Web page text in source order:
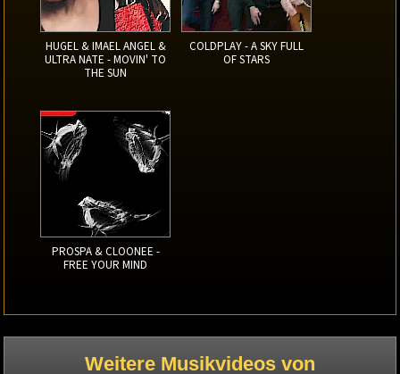
HUGEL & IMAEL ANGEL &
ULTRA NATE - MOVIN' TO
THE SUN
COLDPLAY - A SKY FULL
OF STARS
PROSPA & CLOONEE -
FREE YOUR MIND
Weitere Musikvideos von